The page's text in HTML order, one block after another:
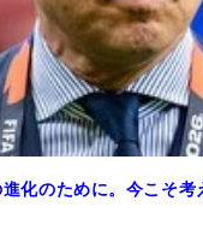
化のために。今こそ考